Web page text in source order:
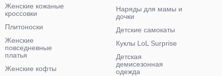
Женские кожаные
кроссовки
Плитоноски
Женские
повседневные
платья
Женские кофты
Наряды для мамы и
дочки
Детские самокаты
Куклы LoL Surprise
Детская
демисезонная
одежда